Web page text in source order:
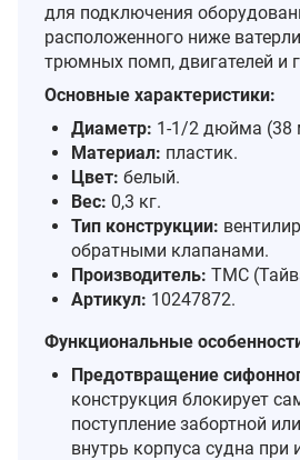
для подключения
расположенного ниже
трюмных помп, двигателей и
Основные характеристики:
Диаметр: 1‑1/2 дюйма (38
Материал: пластик.
Цвет: белый.
Вес: 0,3 кг.
Тип конструкции:
обратными клапанами.
Производитель: TMC
Артикул: 10247872.
Функциональные
Предотвращение
конструкция блокирует
поступление забортной
внутрь корпуса судна при